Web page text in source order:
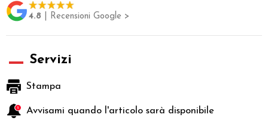
4.8 | Recensioni Google >
Servizi
Stampa
Avvisami quando l'articolo sarà disponibile